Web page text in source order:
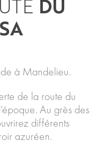
DU
à Mandelieu.
de la route du
Au grès des
différents
azuréen.